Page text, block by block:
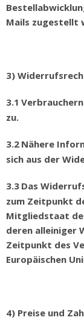
Mails zugestellt
3)
3.1
zu.
3.2 Nähere
sich aus der
3.3 Das
zum Zeitpunkt
Mitgliedstaat
deren alleiniger
Zeitpunkt des
Europäischen
4) Preise und